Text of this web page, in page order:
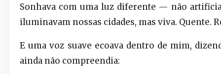
Sonhava com uma luz diferente — não
iluminavam nossas cidades, mas viva. Quente.
E uma voz suave ecoava dentro de mim,
ainda não compreendia: